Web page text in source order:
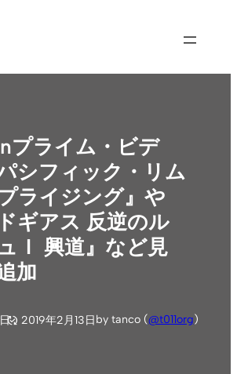
プライム・ビデ
シフィック・リム
ライジング』や
ドギアス 反逆のル
Ｉ 興道』など見
加
2019年2月13日by tanco (@t011org)